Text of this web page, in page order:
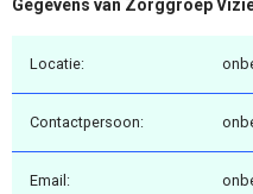
Gegevens van Zorggroep
Locatie:
Contactpersoon:
Email: